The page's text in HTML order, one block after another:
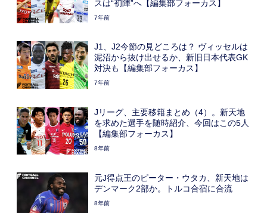
スは“初陣”へ【編集部フォーカス】
7年前
J1、J2今節の見どころは？ ヴィッセルは
泥沼から抜け出せるか、新旧日本代表GK
対決も【編集部フォーカス】
7年前
Jリーグ、主要移籍まとめ（4）。新天地
を求めた選手を随時紹介、今回はこの5人
【編集部フォーカス】
8年前
元J得点王のピーター・ウタカ、新天地は
デンマーク2部か。トルコ合宿に合流
8年前